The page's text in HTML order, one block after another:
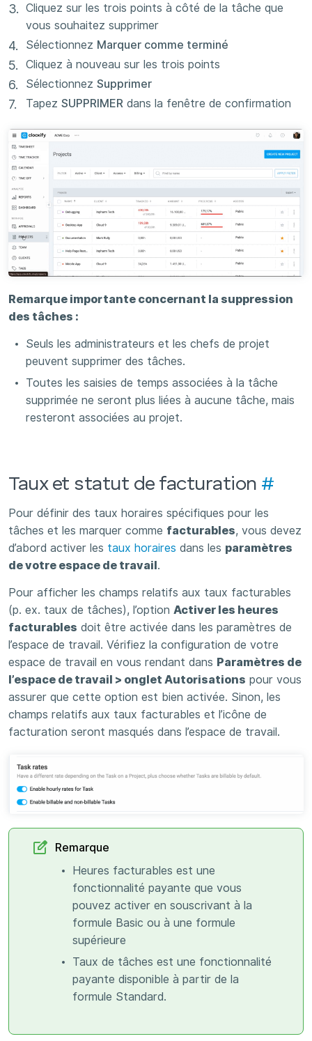
Cliquez sur les trois points à côté de la tâche que
vous souhaitez supprimer
Sélectionnez Marquer comme terminé
Cliquez à nouveau sur les trois points
Sélectionnez Supprimer
Tapez SUPPRIMER dans la fenêtre de confirmation
Remarque importante concernant la suppression
des tâches :
Seuls les administrateurs et les chefs de projet
peuvent supprimer des tâches.
Toutes les saisies de temps associées à la tâche
supprimée ne seront plus liées à aucune tâche, mais
resteront associées au projet.
Taux et statut de facturation #
Pour définir des taux horaires spécifiques pour les
tâches et les marquer comme facturables, vous devez
d’abord activer les taux horaires dans les paramètres
de votre espace de travail.
Pour afficher les champs relatifs aux taux facturables
(p. ex. taux de tâches), l’option Activer les heures
facturables doit être activée dans les paramètres de
l’espace de travail. Vérifiez la configuration de votre
espace de travail en vous rendant dans Paramètres de
l’espace de travail > onglet Autorisations pour vous
assurer que cette option est bien activée. Sinon, les
champs relatifs aux taux facturables et l’icône de
facturation seront masqués dans l’espace de travail.
Remarque
Heures facturables est une
fonctionnalité payante que vous
pouvez activer en souscrivant à la
formule Basic ou à une formule
supérieure
Taux de tâches est une fonctionnalité
payante disponible à partir de la
formule Standard.